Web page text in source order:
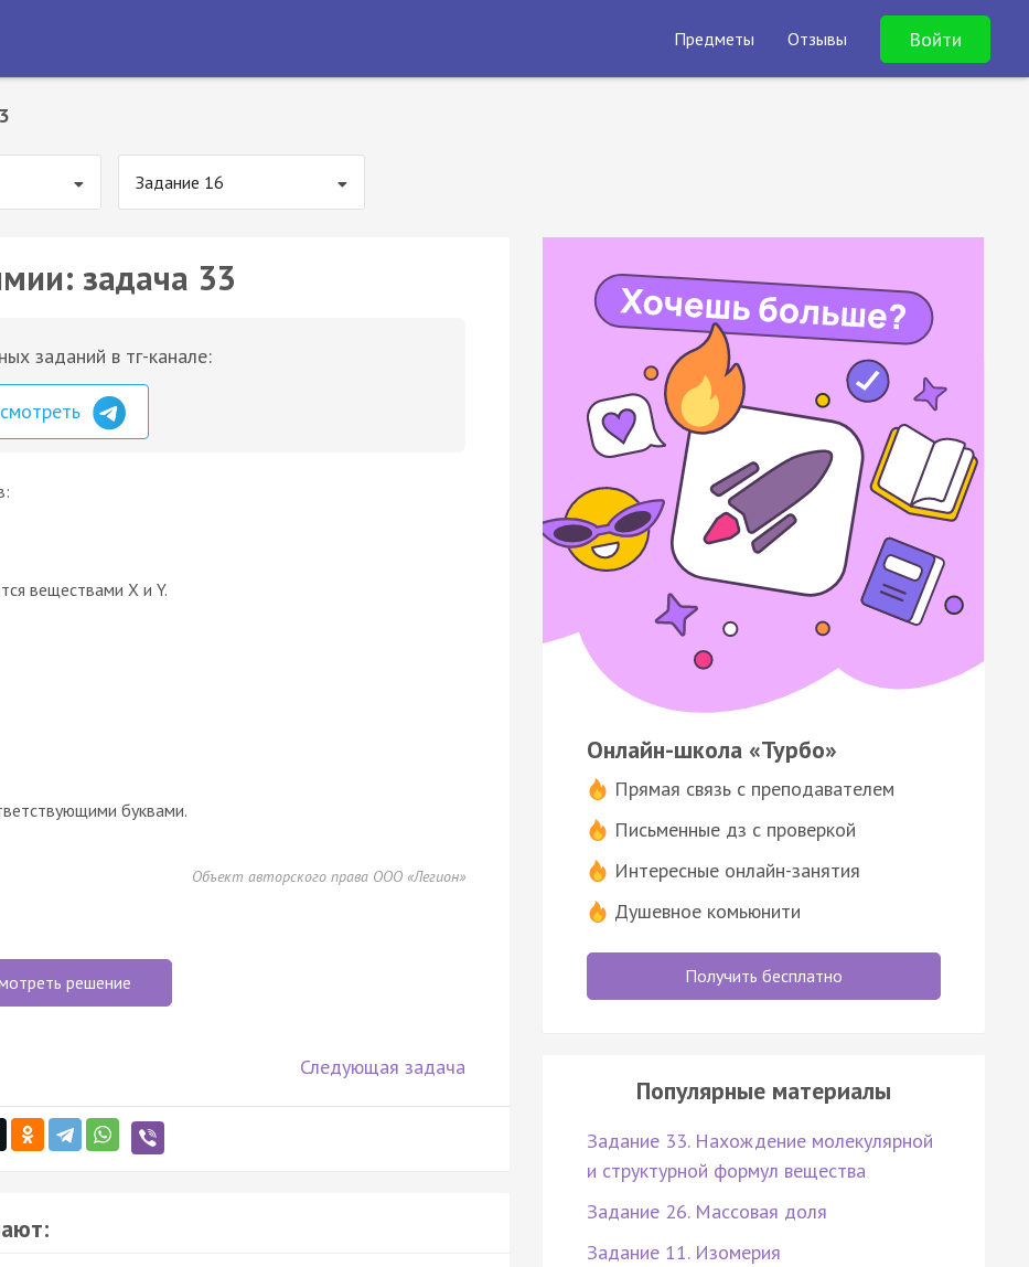
Предметы Отзывы Войти
Задание 16
задача 33
заданий в тг-канале:
веществами X и Y.
буквами.
Объект авторского права ООО «Легион»
решение
Следующая задача
Онлайн-школа «Турбо»
Прямая связь с преподавателем
Письменные дз с проверкой
Интересные онлайн-занятия
Душевное комьюнити
Получить бесплатно
Популярные материалы
Задание 33. Нахождение молекулярной
и структурной формул вещества
Задание 26. Массовая доля
Задание 11. Изомерия